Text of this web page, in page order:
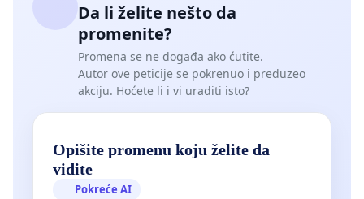
Da li želite nešto da
promenite?
Promena se ne događa ako ćutite.
Autor ove peticije se pokrenuo i preduzeo
akciju. Hoćete li i vi uraditi isto?
Opišite promenu koju želite da
vidite
Pokreće AI